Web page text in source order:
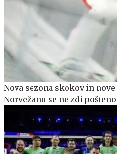
Nova sezona skokov in
Norvežanu se ne zdi pošteno